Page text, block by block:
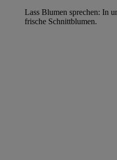
Lass Blumen sprechen: In
frische Schnittblumen.